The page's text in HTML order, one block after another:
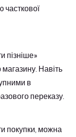
часткової
пізніше»
Навіть
в
переказу.
покупки, можна